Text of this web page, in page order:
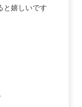
と嬉しいです